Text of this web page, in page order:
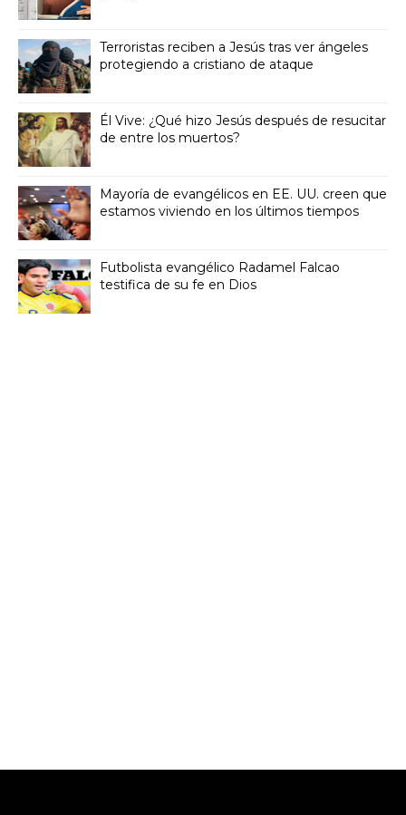
Terroristas reciben a Jesús tras ver ángeles
protegiendo a cristiano de ataque
Él Vive: ¿Qué hizo Jesús después de resucitar
de entre los muertos?
Mayoría de evangélicos en EE. UU. creen que
estamos viviendo en los últimos tiempos
Futbolista evangélico Radamel Falcao
testifica de su fe en Dios